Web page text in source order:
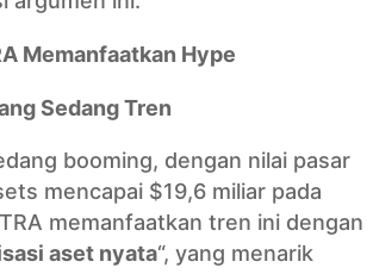
Memanfaatkan Hype
Sedang Tren
booming, dengan nilai pasar
mencapai $19,6 miliar pada
memanfaatkan tren ini dengan
aset nyata“, yang menarik